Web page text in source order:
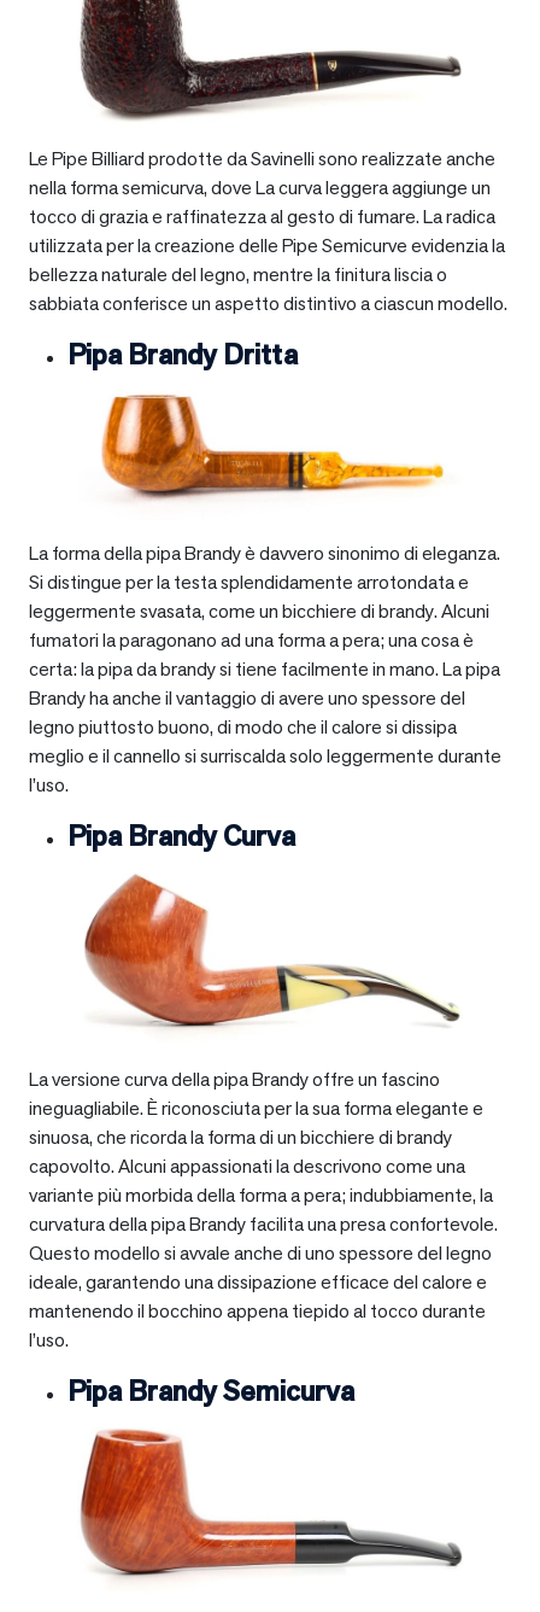
Le Pipe Billiard prodotte da Savinelli sono realizzate anche
nella forma semicurva, dove La curva leggera aggiunge un
tocco di grazia e raffinatezza al gesto di fumare. La radica
utilizzata per la creazione delle Pipe Semicurve evidenzia la
bellezza naturale del legno, mentre la finitura liscia o
sabbiata conferisce un aspetto distintivo a ciascun modello.
Pipa Brandy Dritta
La forma della pipa Brandy è davvero sinonimo di eleganza.
Si distingue per la testa splendidamente arrotondata e
leggermente svasata, come un bicchiere di brandy. Alcuni
fumatori la paragonano ad una forma a pera; una cosa è
certa: la pipa da brandy si tiene facilmente in mano. La pipa
Brandy ha anche il vantaggio di avere uno spessore del
legno piuttosto buono, di modo che il calore si dissipa
meglio e il cannello si surriscalda solo leggermente durante
l’uso.
Pipa Brandy Curva
La versione curva della pipa Brandy offre un fascino
ineguagliabile. È riconosciuta per la sua forma elegante e
sinuosa, che ricorda la forma di un bicchiere di brandy
capovolto. Alcuni appassionati la descrivono come una
variante più morbida della forma a pera; indubbiamente, la
curvatura della pipa Brandy facilita una presa confortevole.
Questo modello si avvale anche di uno spessore del legno
ideale, garantendo una dissipazione efficace del calore e
mantenendo il bocchino appena tiepido al tocco durante
l’uso.
Pipa Brandy Semicurva